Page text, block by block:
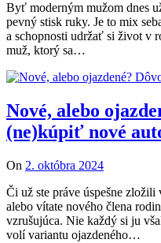
Byť moderným mužom dnes
pevný stisk ruky. Je to mix
a schopnosti udržať si život v
muž, ktorý sa…
Nové, alebo
(ne)kúpiť nové
On 2. októbra 2024
Či už ste práve úspešne
alebo vítate nového člena
vzrušujúca. Nie každý si ju
volí variantu ojazdeného…